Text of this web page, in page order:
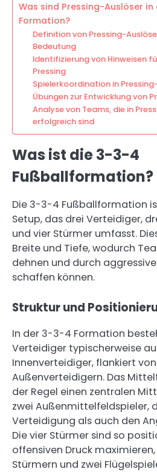
Was sind Pressing-Auslöser
Formation?
Definition von Pressing-
Bedeutung
Identifizierung von Hinweisen
Pressing
Spielerkoordination in
Übungen zur Entwicklung von
Analyse von Teams, die in
erfolgreich sind
Was ist die 3-3-4
Fußballformation?
Die 3-3-4 Fußballformation
Setup, das drei Verteidiger,
und vier Stürmer umfasst.
Breite und Tiefe, wodurch
dehnen und durch
schaffen können.
Struktur und
In der 3-3-4 Formation
Verteidiger typischerweise
Innenverteidiger, flankiert
Außenverteidigern. Das
der Regel einen zentralen
zwei Außenmittelfeldspieler,
Verteidigung als auch den
Die vier Stürmer sind so
offensiven Druck
Stürmern und zwei